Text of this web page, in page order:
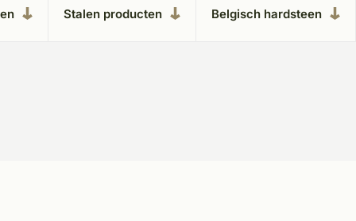
Stalen producten Belgisch hardsteen